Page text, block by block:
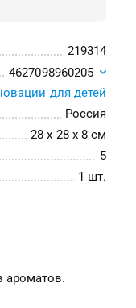
219314
4627098960205
для детей
Россия
28 x 28 x 8 см
5
1 шт.
ароматов.